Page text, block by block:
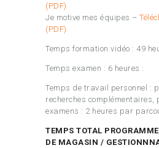
(PDF)
Je motive mes équipes –
(PDF)
Temps formation vidéo : 49
Temps examen : 6 heures :
Temps de travail personnel :
recherches complémentaires,
examens : 2 heures par
TEMPS TOTAL
DE MAGASIN /